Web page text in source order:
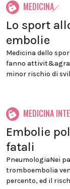
MEDICINA
Lo sport
embolie
Medicina dello
fanno
minor rischio di
MEDICINA
Embolie
fatali
PneumologiaNei
tromboembolia
percento, ed il